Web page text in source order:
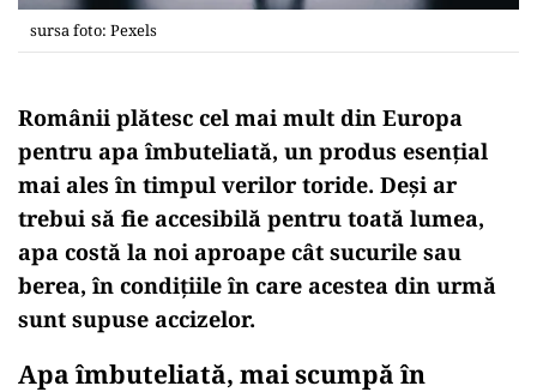
sursa foto: Pexels
Românii plătesc cel mai mult din Europa
pentru apa îmbuteliată, un produs esențial
mai ales în timpul verilor toride. Deși ar
trebui să fie accesibilă pentru toată lumea,
apa costă la noi aproape cât sucurile sau
berea, în condițiile în care acestea din urmă
sunt supuse accizelor.
Apa îmbuteliată, mai scumpă în